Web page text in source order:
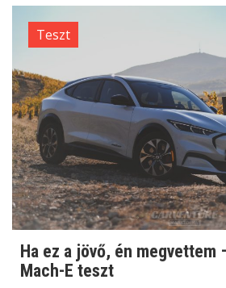
Teszt
Ha ez a jövő, én megvettem
Mach-E teszt